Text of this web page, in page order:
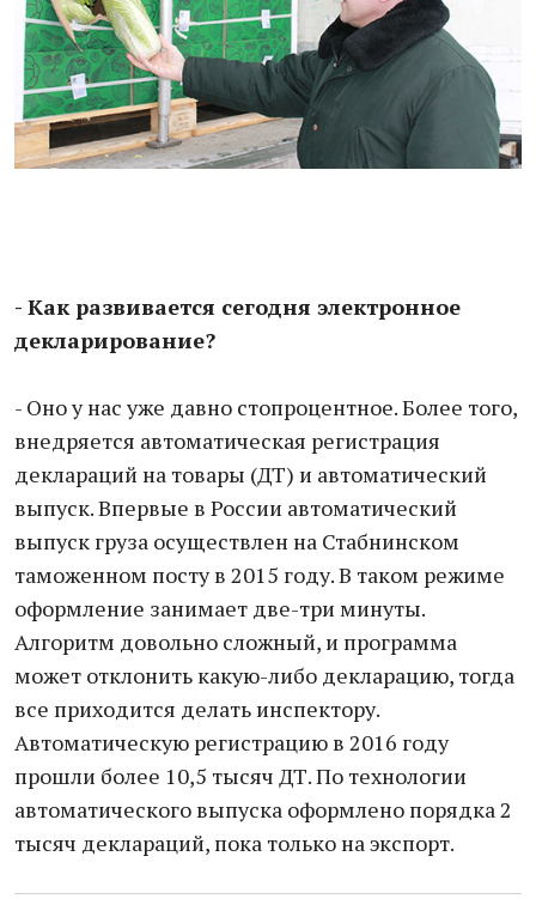
- Как развивается сегодня электронное
декларирование?
- Оно у нас уже давно стопроцентное. Более того,
внедряется автоматическая регистрация
деклараций на товары (ДТ) и автоматический
выпуск. Впервые в России автоматический
выпуск груза осуществлен на Стабнинском
таможенном посту в 2015 году. В таком режиме
оформление занимает две-три минуты.
Алгоритм довольно сложный, и программа
может отклонить какую-либо декларацию, тогда
все приходится делать инспектору.
Автоматическую регистрацию в 2016 году
прошли более 10,5 тысяч ДТ. По технологии
автоматического выпуска оформлено порядка 2
тысяч деклараций, пока только на экспорт.